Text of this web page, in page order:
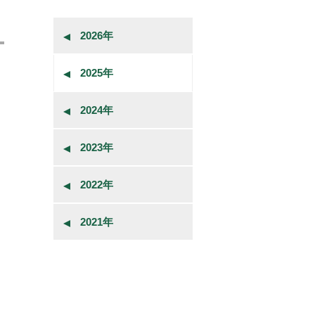
2026年
2025年
2024年
2023年
2022年
2021年